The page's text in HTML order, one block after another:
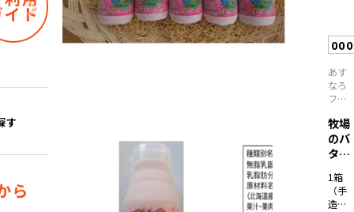
ド
す
ら
あす
なろ
ファ
ング
牧場
のバ
ター
チー
ズ...
1箱
（手
造り